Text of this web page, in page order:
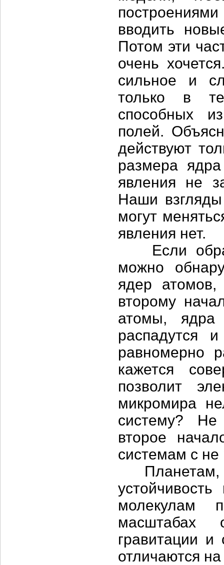
вводить
Потом эти
очень
сильное и
только в
способных
полей.
действуют
размера
явления не
Наши
могут
явления нет.
Если
можно
ядер атомов,
второму
атомы, ядра
распадутся
равномерно
кажется
позволит
микромира
систему?
второе
системам с
Планетам,
молекулам
масштабах
гравитации и
отличаются